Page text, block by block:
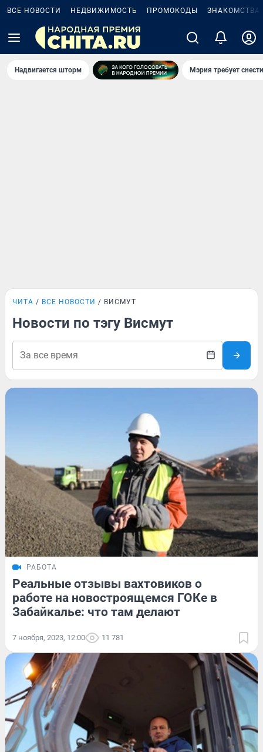
ВСЕ НОВОСТИ НЕДВИЖИМОСТЬ ПРОМОКОДЫ ЗНАКОМСТВА
Надвигается шторм Мэрия требует
ЧИТА ВСЕ НОВОСТИ ВИСМУТ
Новости по тэгу Висмут
РАБОТА
Реальные отзывы вахтовиков о
работе на новостроящемся ГОКе в
Забайкалье: что там делают
7 ноября, 2023, 12:00 11 781